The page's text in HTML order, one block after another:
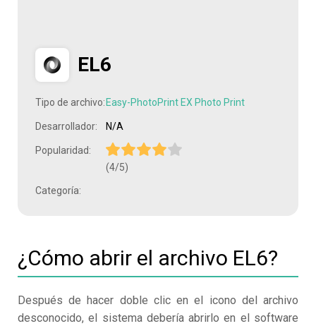
EL6
Tipo de archivo: Easy-PhotoPrint EX Photo Print
Desarrollador: N/A
Popularidad:
(4/5)
Categoría:
¿Cómo abrir el archivo EL6?
Después de hacer doble clic en el icono del archivo
desconocido, el sistema debería abrirlo en el software